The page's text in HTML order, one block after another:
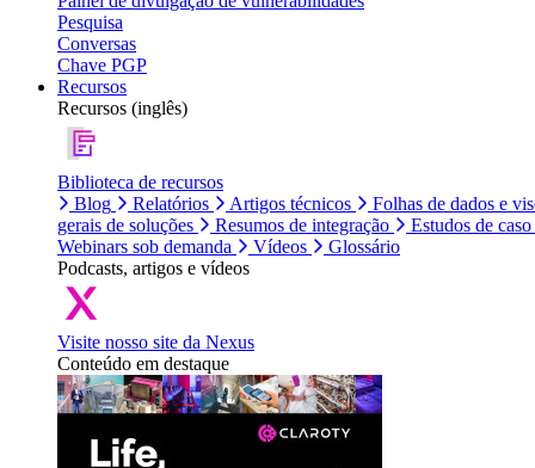
Pesquisa
Conversas
Chave PGP
Recursos
Recursos (inglês)
Biblioteca de recursos
Blog
Relatórios Artigos técnicos
Folhas de dados e
gerais de soluções
Resumos de integração
Estudos de caso
Webinars sob demanda
Vídeos
Glossário
Podcasts, artigos e vídeos
Visite nosso site da Nexus
Conteúdo em destaque